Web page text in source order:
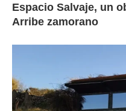
Espacio Salvaje, un
Arribe zamorano